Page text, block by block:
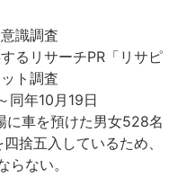
識調査
るリサーチPR「リサピ
ト調査
同年10月19日
に車を預けた男女528名
捨五入しているため、
ない。